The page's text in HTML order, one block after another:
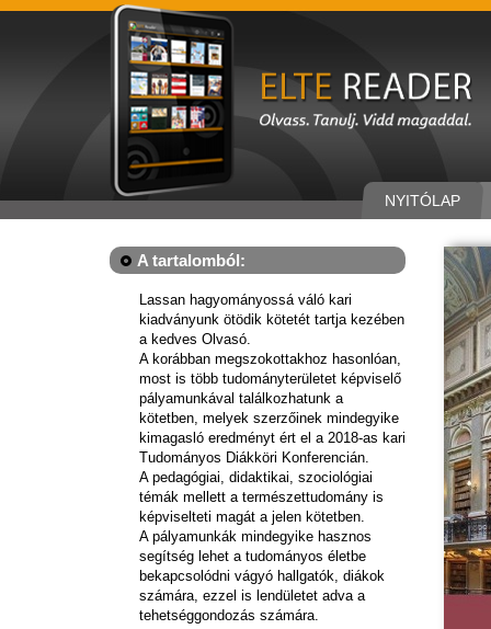
NYITÓLAP
A tartalomból:
Lassan hagyományossá váló kari
kiadványunk ötödik kötetét tartja kezében
a kedves Olvasó.
A korábban megszokottakhoz hasonlóan,
most is több tudományterületet képviselő
pályamunkával találkozhatunk a
kötetben, melyek szerzőinek mindegyike
kimagasló eredményt ért el a 2018-as kari
Tudományos Diákköri Konferencián.
A pedagógiai, didaktikai, szociológiai
témák mellett a természettudomány is
képviselteti magát a jelen kötetben.
A pályamunkák mindegyike hasznos
segítség lehet a tudományos életbe
bekapcsolódni vágyó hallgatók, diákok
számára, ezzel is lendületet adva a
tehetséggondozás számára.